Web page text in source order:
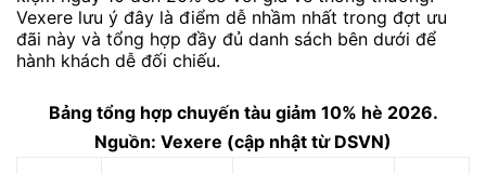
Vexere lưu ý đây là điểm dễ nhầm nhất trong đợt ưu
đãi này và tổng hợp đầy đủ danh sách bên dưới để
hành khách dễ đối chiếu.
Bảng tổng hợp chuyến tàu giảm 10% hè 2026.
Nguồn: Vexere (cập nhật từ DSVN)